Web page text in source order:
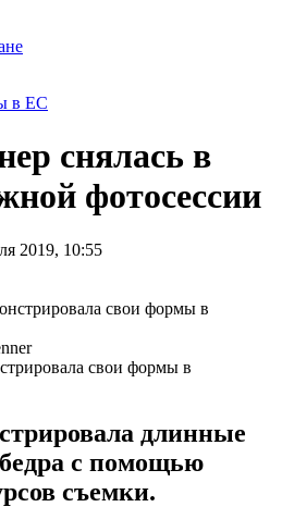
в ЕС
снялась в
фотосессии
2019, 10:55
свои формы в
длинные
с помощью
съемки.